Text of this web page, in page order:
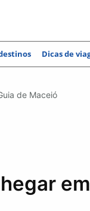
Dicas de
de Maceió